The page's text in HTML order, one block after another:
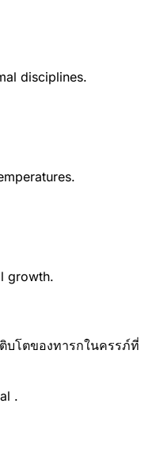
disciplines.
growth.
บโตของทารกในครรภ์ที่
.